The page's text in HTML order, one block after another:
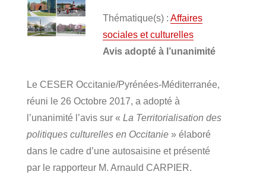
Thématique(s) : Affaires
sociales et culturelles
Avis adopté à l’unanimité
Le CESER Occitanie/Pyrénées-Méditerranée,
réuni le 26 Octobre 2017, a adopté à
l’unanimité l’avis sur « La Territorialisation des
politiques culturelles en Occitanie » élaboré
dans le cadre d’une autosaisine et présenté
par le rapporteur M. Arnauld CARPIER.